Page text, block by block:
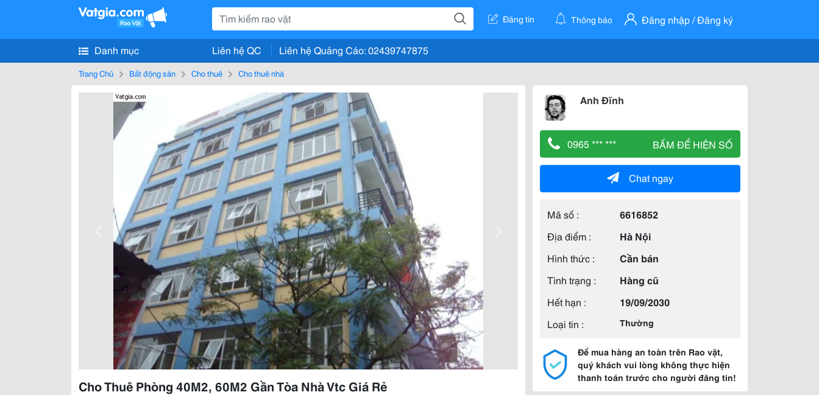
Đăng tin Thông báo Đăng nhập / Đăng ký
Danh mục Liên hệ QC Liên hệ Quảng Cáo: 02439747875
Trang Chủ Bất động sản Cho thuê Cho thuê nhà
Cho Thuê Phòng 40M2, 60M2 Gần Tòa Nhà Vtc Giá Rẻ
Anh Đĩnh
0965 *** *** BẤM ĐỂ HIỆN SỐ
Chat ngay
Mã số :
6616852
Địa điểm :
Hà Nội
Hình thức :
Cần bán
Tình trạng :
Hàng cũ
Hết hạn :
19/09/2030
Loại tin :
Thường
Để mua hàng an toàn trên Rao vặt,
quý khách vui lòng không thực hiện
thanh toán trước cho người đăng tin!